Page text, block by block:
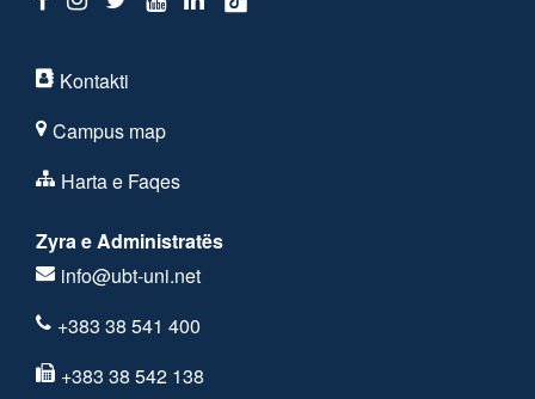
Kontakti
Campus map
Harta e Faqes
Zyra e Administratës
info@ubt-uni.net
+383 38 541 400
+383 38 542 138